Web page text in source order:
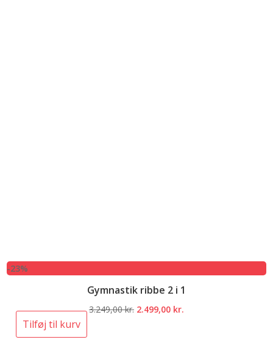
-23%
Gymnastik ribbe 2 i 1
3.249,00kr. Den
2.499,00 kr.
Tilføj til kurv